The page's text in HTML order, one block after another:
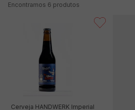
6 produtos
Cerveja HANDWERK Imperial